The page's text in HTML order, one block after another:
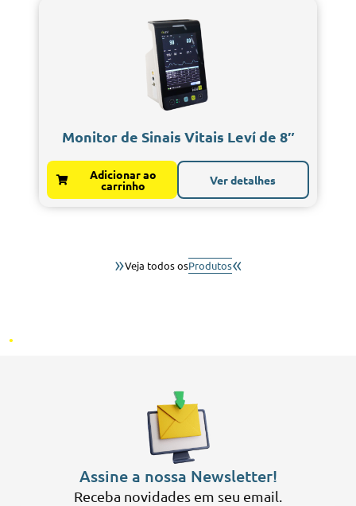
Monitor de Sinais Vitais Leví de 8″
Adicionar ao
carrinho Ver detalhes
»Veja todos osProdutos«
.
Assine a nossa Newsletter!
Receba novidades em seu email.